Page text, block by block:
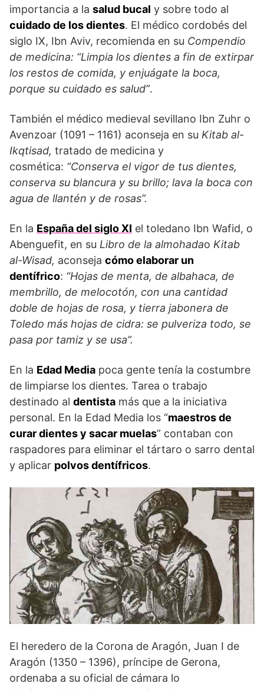
importancia a la salud bucal y sobre todo al
cuidado de los dientes. El médico cordobés del
siglo IX, Ibn Aviv, recomienda en su Compendio
de medicina: “Limpia los dientes a fin de extirpar
los restos de comida, y enjuágate la boca,
porque su cuidado es salud”.
También el médico medieval sevillano Ibn Zuhr o
Avenzoar (1091 – 1161) aconseja en su Kitab al-
Ikqtisad, tratado de medicina y
cosmética: “Conserva el vigor de tus dientes,
conserva su blancura y su brillo; lava la boca con
agua de llantén y de rosas”.
En la España del siglo XI el toledano Ibn Wafid, o
Abenguefit, en su Libro de la almohadao Kitab
al-Wisad, aconseja cómo elaborar un
dentífrico: “Hojas de menta, de albahaca, de
membrillo, de melocotón, con una cantidad
doble de hojas de rosa, y tierra jabonera de
Toledo más hojas de cidra: se pulveriza todo, se
pasa por tamiz y se usa”.
En la Edad Media poca gente tenía la costumbre
de limpiarse los dientes. Tarea o trabajo
destinado al dentista más que a la iniciativa
personal. En la Edad Media los “maestros de
curar dientes y sacar muelas” contaban con
raspadores para eliminar el tártaro o sarro dental
y aplicar polvos dentífricos.
El heredero de la Corona de Aragón, Juan I de
Aragón (1350 – 1396), príncipe de Gerona,
ordenaba a su oficial de cámara lo